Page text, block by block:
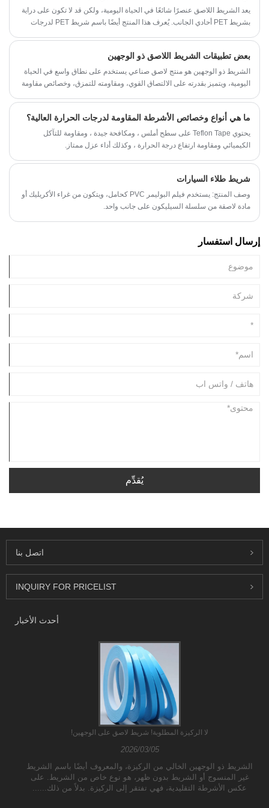
يعد الشريط اللاصق عنصرًا شائعًا في الحياة اليومية، ولكن قد لا تكون على دراية
بشريط PET أحادي الجانب. يُعرف هذا المنتج أيضًا باسم شريط PET لدرجات
شفافًا أو أسود اللون؛ نادرًا ما يتم العثور على شريط PET الأخضر.
بعض تطبيقات الشريط اللاصق ذو الوجهين
الشريط ذو الوجهين هو منتج لاصق صناعي يستخدم على نطاق واسع في الحياة
اليومية، ويتميز بقدرته على الالتصاق القوي، ومقاومته للتمزق، وخصائص مقاومة
ما هي أنواع وخصائص الأشرطة المقاومة لدرجات الحرارة العالية؟
يحتوي Teflon Tape على سطح أملس ، ومكافحة جيدة ، ومقاومة للتآكل
الكيميائي ومقاومة ارتفاع درجة الحرارة ، وكذلك أداء عزل ممتاز.
شريط طلاء السيارات
وصف المنتج: يستخدم فيلم البوليمر PVC كحامل، ويتكون من غراء الأكريليك أو
مادة لاصقة من سلسلة السيليكون على جانب واحد.
إرسال استفسار
يُقدِّم
اتصل بنا
INQUIRY FOR PRICELIST
أحدث الأخبار
لا الركيزة المطلوبة! شريط لاصق على الوجهين!
2026/03/05
الشريط ذو الوجهين الخالي من الركيزة، والمعروف أيضًا باسم الشريط
غير المنسوج أو الشريط بدون ظهر، هو نوع خاص من الشريط. على
عكس الأشرطة التقليدية، فهي تفتقر إلى الركيزة. بدلاً من ذلك......